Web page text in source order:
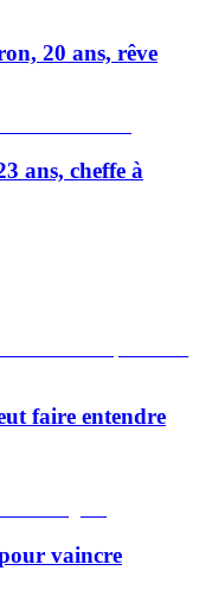
20 ans, rêve
ans, cheffe à
faire entendre
vaincre